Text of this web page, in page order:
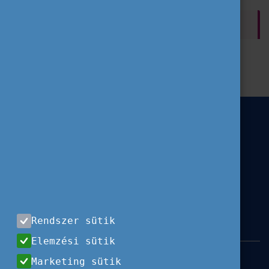
Impresszum |Használati feltételek
Rendszer sütik
Elemzési sütik
Marketing sütik